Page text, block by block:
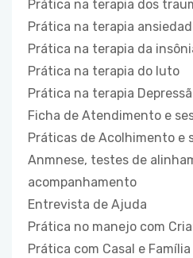
Prática na terapia dos
Prática na terapia
Prática na terapia da
Prática na terapia do luto
Prática na terapia
Ficha de Atendimento e
Práticas de Acolhimento e
Anmnese, testes de
acompanhamento
Entrevista de Ajuda
Prática no manejo com
Prática com Casal e Família